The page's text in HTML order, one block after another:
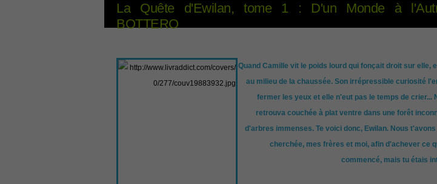
La Quête d'Ewilan, tome 1 : D'un Monde à
BOTTERO
Quand Camille vit le poids lourd qui fonçait droit sur elle,
au milieu de la chaussée. Son irrépressible curiosité
fermer les yeux et elle n'eut pas le temps de crier...
retrouva couchée à plat ventre dans une forêt
d'arbres immenses. Te voici donc, Ewilan. Nous
cherchée, mes frères et moi, afin d'achever ce
commencé, mais tu étais